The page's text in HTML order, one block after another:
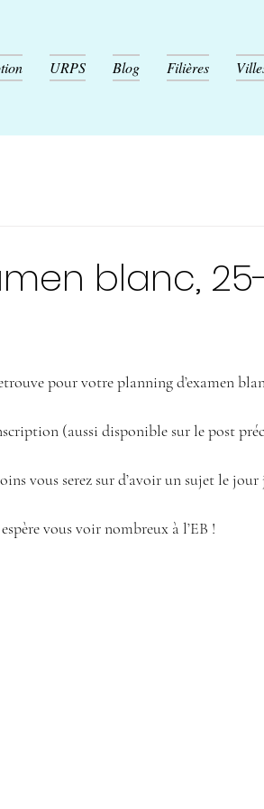
URPS Blog Filières
blanc,
pour votre planning d’examen
(aussi disponible sur le post
vous serez sur d’avoir un sujet le jour
vous voir nombreux à l’EB !